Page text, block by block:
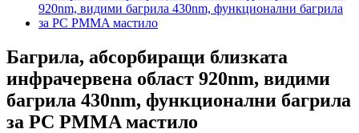
Багрила, абсорбиращи близката
инфрачервена област 920nm, видими
багрила 430nm, функционални багрила
за PC PMMA мастило